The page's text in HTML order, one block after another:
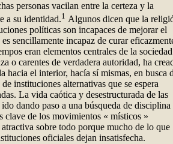
personas vacilan entre la certeza y la
a su identidad.1 Algunos dicen que la
políticas son incapaces de mejorar el
sencillamente incapaz de curar
eran elementos centrales de la
o carentes de verdadera autoridad, ha
hacia el interior, hacía sí mismas, en busca
instituciones alternativas que se espera
La vida caótica y desestructurada de las
dando paso a una búsqueda de disciplina
clave de los movimientos « místicos »
atractiva sobre todo porque mucho de lo que
oficiales dejan insatisfecha.